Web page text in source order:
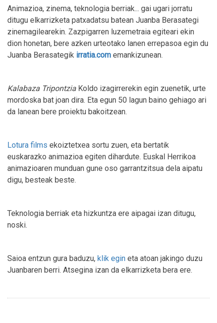
Animazioa, zinema, teknologia berriak... gai ugari jorratu
ditugu elkarrizketa patxadatsu batean Juanba Berasategi
zinemagilearekin. Zazpigarren luzemetraia egiteari ekin
dion honetan, bere azken urteotako lanen errepasoa egin du
Juanba Berasategik irratia.com emankizunean.
Kalabaza Tripontzia Koldo izagirrerekin egin zuenetik, urte
mordoska bat joan dira. Eta egun 50 lagun baino gehiago ari
da lanean bere proiektu bakoitzean.
Lotura films ekoiztetxea sortu zuen, eta bertatik
euskarazko animazioa egiten dihardute. Euskal Herrikoa
animazioaren munduan gune oso garrantzitsua dela aipatu
digu, besteak beste.
Teknologia berriak eta hizkuntza ere aipagai izan ditugu,
noski.
Saioa entzun gura baduzu, klik egin eta atoan jakingo duzu
Juanbaren berri. Atsegina izan da elkarrizketa bera ere.